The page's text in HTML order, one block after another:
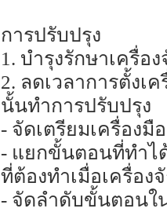
การปรับปรุง
1. บำรุงรักษาเครื่อ
2. ลดเวลาการตั้งเ
นั้นทำการปรับปรุง
- จัดเตรียมเครื่อง
- แยกขั้นตอนที่ทำไ
ที่ต้องทำเมื่อเครื่อง
- จัดลำดับขั้นตอนใ